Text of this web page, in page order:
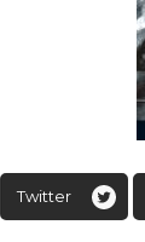
Twitter